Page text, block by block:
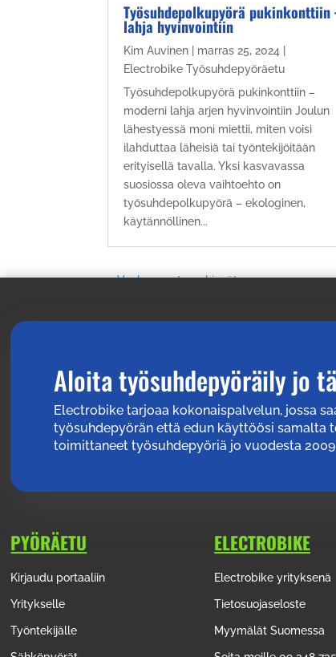
Työsuhdepolkupyörä pukinkonttiin
lahja hyvinvointiin
Kim Auvinen marras 25, 2024
Electrobike Työsuhdepyöräetu
Työsuhdepolkupyörä pukinkonttiin –
moderni lahja arjen hyvinvointiin Joulun
lähestyessä moni miettii, miten voisi
ilahduttaa läheisiä tai työntekijöitään
erityisellä tavalla. Yksi kasvavassa
suosiossa oleva vaihtoehto on
työsuhdepolkupyörä – ekologinen,
käytännöllinen...
« Vanhemmat merkinnät
Aloita työsuhdepyöräily jo
Electrobike tarjoaa kokonaispalvelun, jossa
työsuhdepyörän että edun käyttöösi samalta
toimittaneet työsuhdepyöriä jo vuodesta
PYÖRÄETU
Kirjaudu portaaliin
Yritykselle
Työntekijälle
ELECTROBIKE
Electrobike yrityksenä
Tietosuojaseloste
Myymälät Suomessa